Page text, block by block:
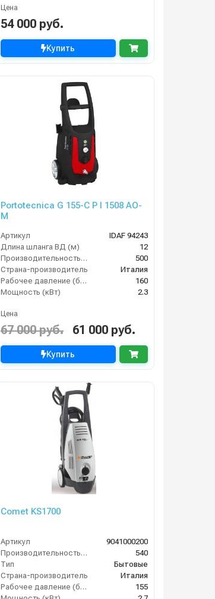
Цена
54 000 руб.
Купить
Portotecnica G 155-C P I 1508 AO-
M
Артикул
IDAF 94243
Длина шланга ВД (м)
12
Производительность (л/ч)
500
Страна-производитель
Италия
Рабочее давление (бар)
160
Мощность (кВт)
2.3
Цена
67 000 руб. 61 000 руб.
Купить
Comet KS1700
Артикул
9041000200
Производительность (л/ч)
540
Тип
Бытовые
Страна-производитель
Италия
Рабочее давление (бар)
155